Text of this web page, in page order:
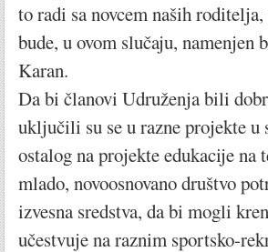
to radi sa novcem naših
bude, u ovom slučaju,
Karan.
Da bi članovi Udruženja bili
uključili su se u razne projekte u
ostalog na projekte edukacije na
mlado, novoosnovano društvo
izvesna sredstva, da bi mogli
učestvuje na raznim sportsko-